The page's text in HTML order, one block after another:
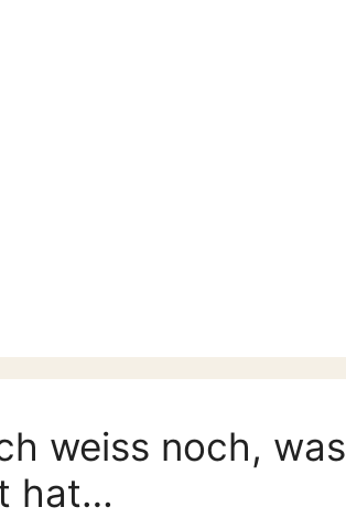
weiss noch, was
hat…